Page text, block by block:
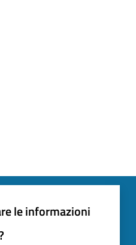
le informazioni